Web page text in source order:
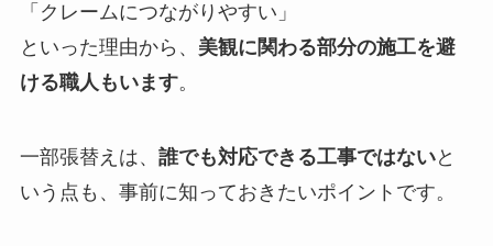
「クレームにつながりやすい」
といった理由から、 美観に関わる部分の施工を避
ける職人もいます。
一部張替えは、 誰でも対応できる工事ではないと
いう点も、事前に知っておきたいポイントです。